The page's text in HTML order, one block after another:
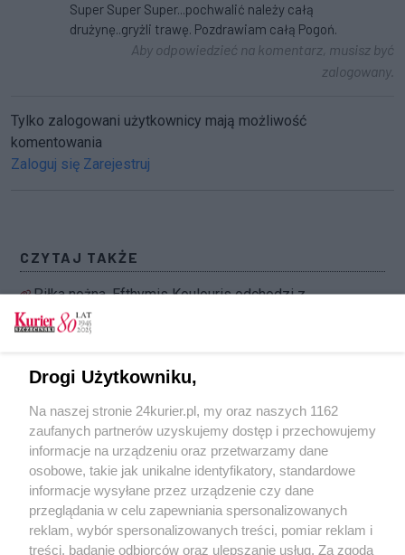
Super Super Super...pochwalić należy całą
drużynę..gryżli trawę. Pozdrawiam całą Pogoń.
Aby odpowiedzieć na komentarz, musisz być
zalogowany.
Tylko zalogowani użytkownicy mają możliwość
komentowania
Zaloguj się Zarejestruj
CZYTAJ TAKŻE
Piłka nożna. Efthymis Koulouris odchodzi z
Pogoni Szczecin
Lublinie
granicy będą selektywne, nie utrudnią dojazdów
do pracy
POGODA
Drogi Użytkowniku,
Na naszej stronie 24kurier.pl, my oraz naszych 1162
zaufanych partnerów uzyskujemy dostęp i przechowujemy
informacje na urządzeniu oraz przetwarzamy dane
osobowe, takie jak unikalne identyfikatory, standardowe
informacje wysyłane przez urządzenie czy dane
przeglądania w celu zapewniania spersonalizowanych
reklam, wybór spersonalizowanych treści, pomiar reklam i
treści, badanie odbiorców oraz ulepszanie usług. Za zgodą